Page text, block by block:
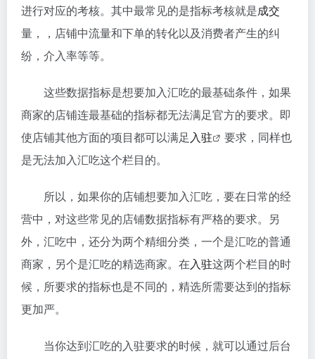
进行对应的考核。其中最常见的是指标考核就是成交
量，，店铺中流量和下单的转化以及消费者产生的纠
纷，介入率等等。
这些数据指标是想要加入汇吃的最基础条件，如果
商家的店铺连最基础的指标都无法满足官方的要求。即
使店铺其他方面的项目都可以满足入驻
要求，同样也
是无法加入汇吃这个栏目的。
所以，如果你的店铺想要加入汇吃，要在日常的经
营中，对这些常见的店铺数据指标有严格的要求。另
外，汇吃中，还分为两个精细分类，一个是汇吃的普通
商家，另个是汇吃的精选商家。在入驻这两个栏目的时
候，所要求的指标也是不同的，精选所需要达到的指标
更加严。
当你达到汇吃的入驻要求的时候，就可以通过后台